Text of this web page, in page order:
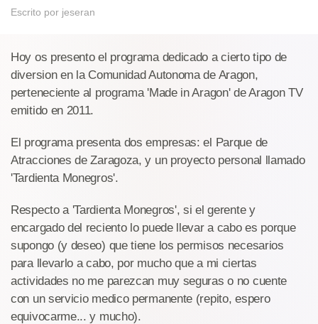
Escrito por jeseran
Hoy os presento el programa dedicado a cierto tipo de
diversion en la Comunidad Autonoma de Aragon,
perteneciente al programa 'Made in Aragon' de Aragon TV
emitido en 2011.
El programa presenta dos empresas: el Parque de
Atracciones de Zaragoza, y un proyecto personal llamado
'Tardienta Monegros'.
Respecto a 'Tardienta Monegros', si el gerente y
encargado del reciento lo puede llevar a cabo es porque
supongo (y deseo) que tiene los permisos necesarios
para llevarlo a cabo, por mucho que a mi ciertas
actividades no me parezcan muy seguras o no cuente
con un servicio medico permanente (repito, espero
equivocarme... y mucho).